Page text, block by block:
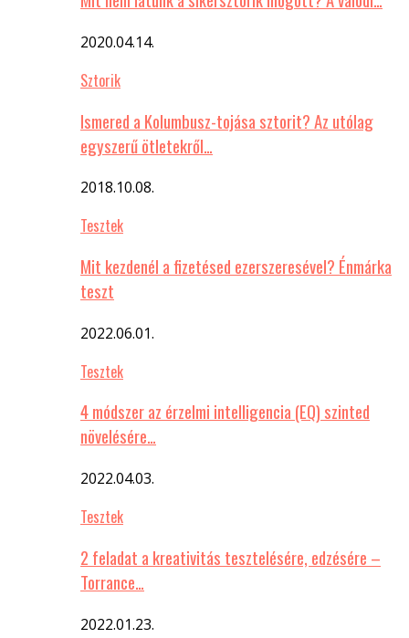
2020.04.14.
Sztorik
Ismered a Kolumbusz-tojása sztorit? Az utólag
egyszerű ötletekről…
2018.10.08.
Tesztek
Mit kezdenél a fizetésed ezerszeresével? Énmárka
teszt
2022.06.01.
Tesztek
4 módszer az érzelmi intelligencia (EQ) szinted
növelésére…
2022.04.03.
Tesztek
2 feladat a kreativitás tesztelésére, edzésére –
Torrance…
2022.01.23.